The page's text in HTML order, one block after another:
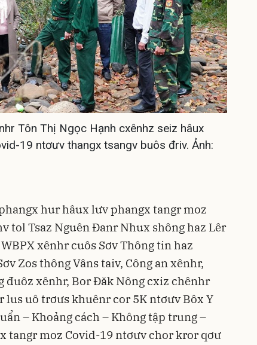
Tôn Thị Ngọc Hạnh cxênhz seiz hâux
19 ntơưv thangx tsangv buôs đriv. Ảnh:
hur hâux lưv phangx tangr moz
tol Tsaz Nguên Đanr Nhux shông haz Lêr
xênhr cuôs Sơv Thông tin haz
Zos thông Vâns taiv, Công an xênhr,
đuôz xênhr, Bor Đăk Nông cxiz chênhr
lus uô trơưs khuênr cor 5K ntơưv Bôx Y
– Khoảng cách – Không tập trung –
tangr moz Covid-19 ntơưv chor kror qơư